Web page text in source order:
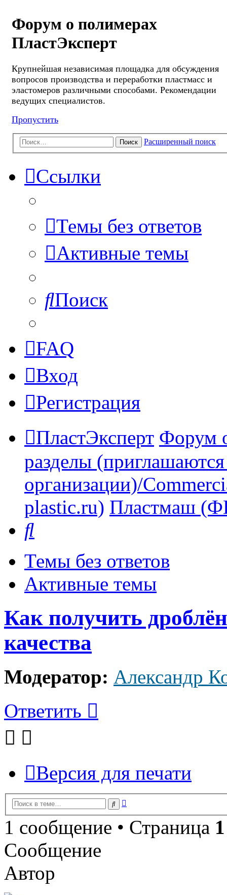
Форум о полимерах
ПластЭксперт
Крупнейшая независимая площадка для обсуждения
вопросов производства и переработки пластмасс и
эластомеров различными способами. Рекомендации
ведущих специалистов.
Пропустить
Поиск Расширенный поиск
Ссылки
Темы без ответов
Активные темы
Поиск
FAQ
Вход
Регистрация
ПластЭксперт Форум
разделы
организации)/
plastic.ru) Пластмаш
Темы без ответов
Активные темы
Как получить
качества
Модератор: Александр
Ответить
Версия для печати
Поиск
1 сообщение • Страница 1
Сообщение
Автор